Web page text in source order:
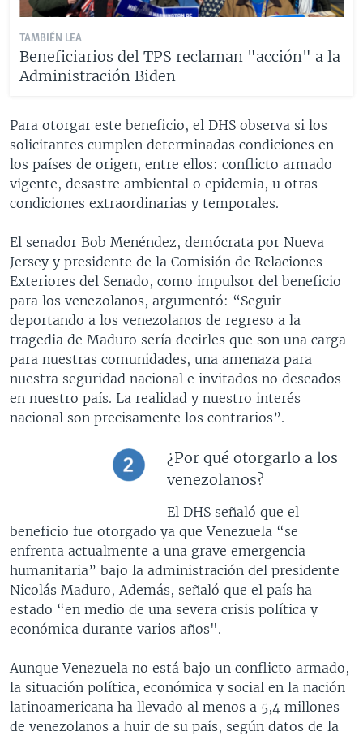
TAMBIÉN LEA
Beneficiarios del TPS reclaman "acción" a la
Administración Biden
Para otorgar este beneficio, el DHS observa si los
solicitantes cumplen determinadas condiciones en
los países de origen, entre ellos: conflicto armado
vigente, desastre ambiental o epidemia, u otras
condiciones extraordinarias y temporales.
El senador Bob Menéndez, demócrata por Nueva
Jersey y presidente de la Comisión de Relaciones
Exteriores del Senado, como impulsor del beneficio
para los venezolanos, argumentó: “Seguir
deportando a los venezolanos de regreso a la
tragedia de Maduro sería decirles que son una carga
para nuestras comunidades, una amenaza para
nuestra seguridad nacional e invitados no deseados
en nuestro país. La realidad y nuestro interés
nacional son precisamente los contrarios”.
¿Por qué otorgarlo a los
venezolanos?
El DHS señaló que el
beneficio fue otorgado ya que Venezuela “se
enfrenta actualmente a una grave emergencia
humanitaria” bajo la administración del presidente
Nicolás Maduro, Además, señaló que el país ha
estado “en medio de una severa crisis política y
económica durante varios años".
Aunque Venezuela no está bajo un conflicto armado,
la situación política, económica y social en la nación
latinoamericana ha llevado al menos a 5,4 millones
de venezolanos a huir de su país, según datos de la